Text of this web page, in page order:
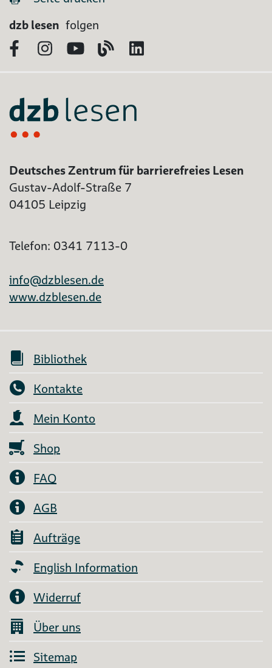
dzb lesen folgen
FacebookInstagram
YouTubeBlog
Deutsches Zentrum für barrierefreies Lesen
Gustav-Adolf-Straße 7
04105 Leipzig
Telefon: 0341 7113-0
info@dzblesen.de
www.dzblesen.de
Bibliothek
Kontakte
Mein Konto
Shop
FAQ
AGB
Aufträge
English Information
Widerruf
Über uns
Sitemap